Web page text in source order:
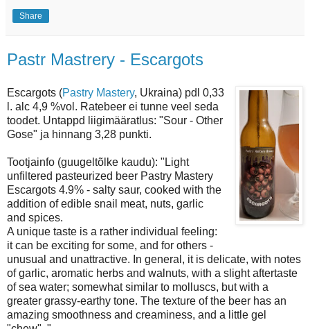
Share
Pastr Mastrery - Escargots
Escargots (Pastry Mastery, Ukraina) pdl 0,33
l. alc 4,9 %vol. Ratebeer ei tunne veel seda
toodet. Untappd liigimääratlus: "Sour - Other
Gose" ja hinnang 3,28 punkti.
Tootjainfo (guugeltõlke kaudu): "Light
unfiltered pasteurized beer Pastry Mastery
Escargots 4.9% - salty saur, cooked with the
addition of edible snail meat, nuts, garlic
and spices.
A unique taste is a rather individual feeling:
it can be exciting for some, and for others -
unusual and unattractive. In general, it is delicate, with notes
of garlic, aromatic herbs and walnuts, with a slight aftertaste
of sea water; somewhat similar to molluscs, but with a
greater grassy-earthy tone. The texture of the beer has an
amazing smoothness and creaminess, and a little gel